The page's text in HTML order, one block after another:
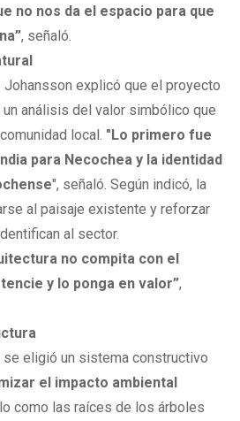
no nos da el espacio para que
, señaló.
Johansson explicó que el proyecto
análisis del valor simbólico que
local. "Lo primero fue
para Necochea y la identidad
", señaló. Según indicó, la
al paisaje existente y reforzar
al sector.
no compita con el
y lo ponga en valor”,
se eligió un sistema constructivo
el impacto ambiental
como las raíces de los árboles